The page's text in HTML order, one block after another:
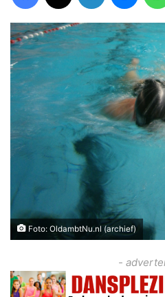
Foto: OldambtNu.nl (archief)
-